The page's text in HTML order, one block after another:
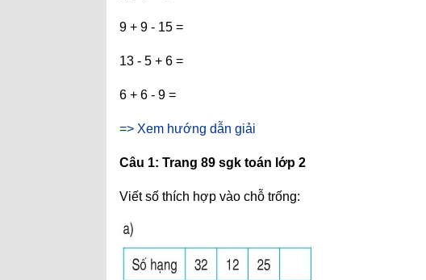
9 + 9 - 15 =
13 - 5 + 6 =
6 + 6 - 9 =
=> Xem hướng dẫn giải
Câu 1: Trang 89 sgk toán lớp 2
Viết số thích hợp vào chỗ trống: